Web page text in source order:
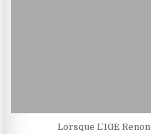
Lorsque L’IGE